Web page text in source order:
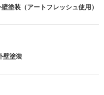
塗装（アートフレッシュ使用）
壁塗装